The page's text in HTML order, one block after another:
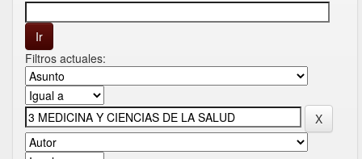
Filtros actuales: